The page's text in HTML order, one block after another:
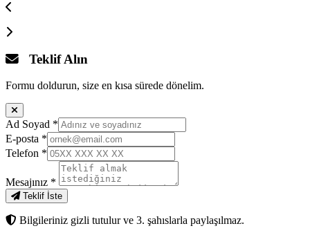
Teklif Alın
Formu doldurun, size en kısa sürede dönelim.
Ad Soyad *
E-posta *
Telefon *
Mesajınız *
Teklif İste
Bilgileriniz gizli tutulur ve 3. şahıslarla paylaşılmaz.